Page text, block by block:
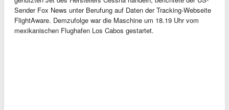
Sender Fox News unter Berufung auf Daten der Tracking-Webseite
FlightAware. Demzufolge war die Maschine um 18.19 Uhr vom
mexikanischen Flughafen Los Cabos gestartet.